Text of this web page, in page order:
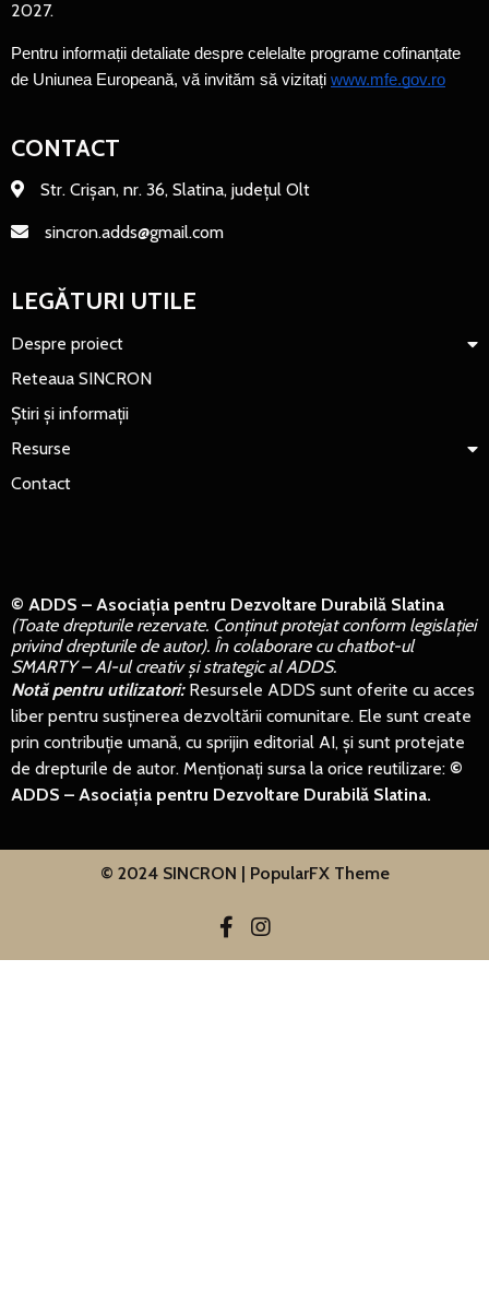
2027.
Pentru informații detaliate despre celelalte programe cofinanțate
de Uniunea Europeană, vă invităm să vizitați www.mfe.gov.ro
CONTACT
Str. Crișan, nr. 36, Slatina, județul Olt
sincron.adds@gmail.com
LEGĂTURI UTILE
Despre proiect
Reteaua SINCRON
Știri și informații
Resurse
Contact
© ADDS – Asociația pentru Dezvoltare Durabilă Slatina
(Toate drepturile rezervate. Conținut protejat conform legislației
privind drepturile de autor). În colaborare cu chatbot-ul
SMARTY – AI-ul creativ și strategic al ADDS.
Notă pentru utilizatori: Resursele ADDS sunt oferite cu acces
liber pentru susținerea dezvoltării comunitare. Ele sunt create
prin contribuție umană, cu sprijin editorial AI, și sunt protejate
de drepturile de autor. Menționați sursa la orice reutilizare: ©
ADDS – Asociația pentru Dezvoltare Durabilă Slatina.
© 2024 SINCRON | PopularFX Theme